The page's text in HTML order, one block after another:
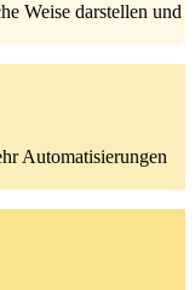
Weise darstellen und
Automatisierungen